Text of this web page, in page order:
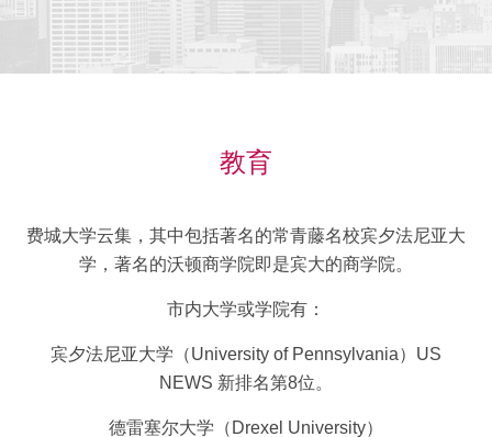
教育
费城大学云集，其中包括著名的常青藤名校宾夕法尼亚大
学，著名的沃顿商学院即是宾大的商学院。
市内大学或学院有：
宾夕法尼亚大学（University of Pennsylvania）US
NEWS 新排名第8位。
德雷塞尔大学（Drexel University）